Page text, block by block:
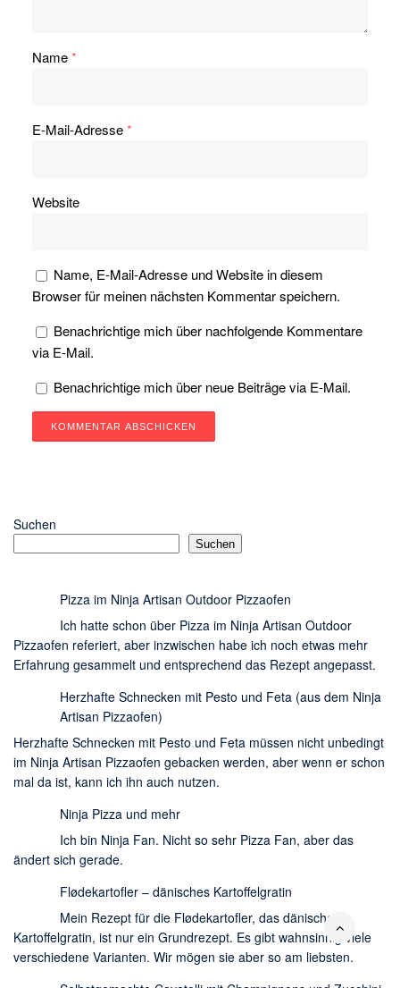
Name*
E-Mail-Adresse*
Website
Name, E-Mail-Adresse und Website in diesem
Browser für meinen nächsten Kommentar speichern.
Benachrichtige mich über nachfolgende Kommentare
via E-Mail.
Benachrichtige mich über neue Beiträge via E-Mail.
Suchen
Suchen
Pizza im Ninja Artisan Outdoor Pizzaofen
Ich hatte schon über Pizza im Ninja Artisan Outdoor
Pizzaofen referiert, aber inzwischen habe ich noch etwas mehr
Erfahrung gesammelt und entsprechend das Rezept angepasst.
Herzhafte Schnecken mit Pesto und Feta (aus dem Ninja
Artisan Pizzaofen)
Herzhafte Schnecken mit Pesto und Feta müssen nicht unbedingt
im Ninja Artisan Pizzaofen gebacken werden, aber wenn er schon
mal da ist, kann ich ihn auch nutzen.
Ninja Pizza und mehr
Ich bin Ninja Fan. Nicht so sehr Pizza Fan, aber das
ändert sich gerade.
Flødekartofler – dänisches Kartoffelgratin
Mein Rezept für die Flødekartofler, das dänische
Kartoffelgratin, ist nur ein Grundrezept. Es gibt wahnsinnig viele
verschiedene Varianten. Wir mögen sie aber so am liebsten.